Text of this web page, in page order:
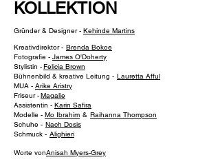
KOLLEKTION
Gründer & Designer - Kehinde Martins
Kreativdirektor - Brenda Bokoe
Fotografie - James O'Doherty
Stylistin -Felicia Brown
Bühnenbild & kreative Leitung - Lauretta Afful
MUA - Arike Aristry
Friseur -Magalie
Assistentin - Karin Safira
Modelle - Mo Ibrahim & Raihanna Thompson
Schuhe - Nach Dosis
Schmuck - Alighieri
Worte vonAnisah Myers-Grey